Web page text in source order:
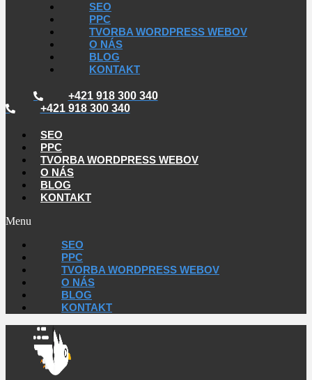
SEO
PPC
TVORBA WORDPRESS WEBOV
O NÁS
BLOG
KONTAKT
+421 918 300 340
+421 918 300 340
SEO
PPC
TVORBA WORDPRESS WEBOV
O NÁS
BLOG
KONTAKT
Menu
SEO
PPC
TVORBA WORDPRESS WEBOV
O NÁS
BLOG
KONTAKT